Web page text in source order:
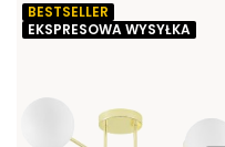
BESTSELLER
EKSPRESOWA WYSYŁKA